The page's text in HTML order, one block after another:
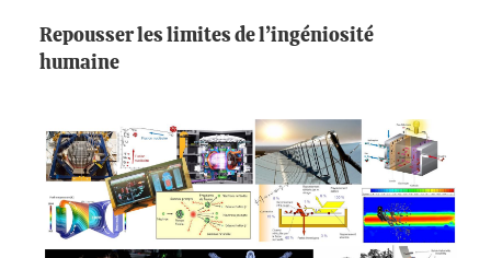
Repousser les limites de l’ingéniosité
humaine